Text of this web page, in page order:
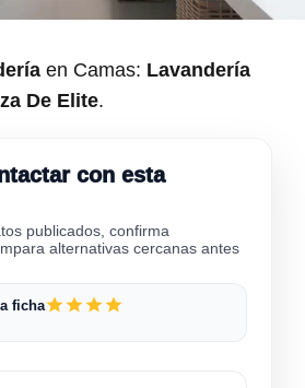
en Camas: Lavandería
De Elite.
con esta
publicados, confirma
alternativas cercanas antes
ficha